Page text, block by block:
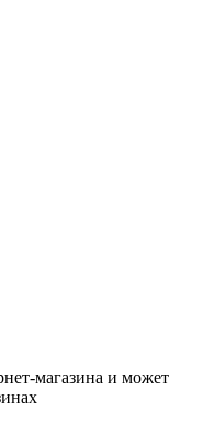
магазина и может